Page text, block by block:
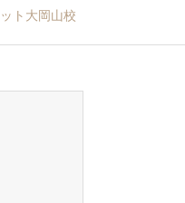
ト大岡山校